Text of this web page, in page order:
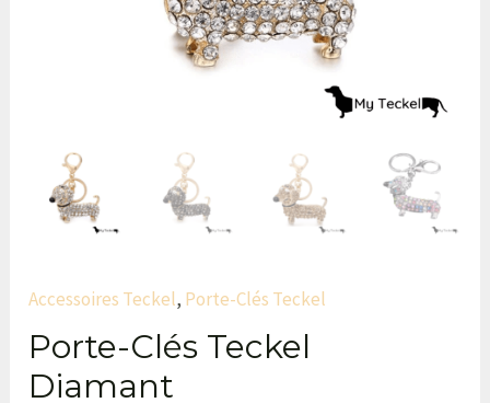
Accessoires Teckel, Porte-Clés Teckel
Porte-Clés Teckel
Diamant